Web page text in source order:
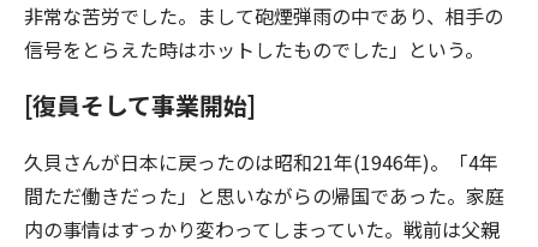
非常な苦労でした。まして砲煙弾雨の中であり、相手の
信号をとらえた時はホットしたものでした」という。
[復員そして事業開始]
久貝さんが日本に戻ったのは昭和21年(1946年)。「4年
間ただ働きだった」と思いながらの帰国であった。家庭
内の事情はすっかり変わってしまっていた。戦前は父親